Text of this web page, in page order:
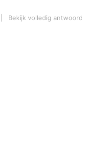
Bekijk volledig antwoord